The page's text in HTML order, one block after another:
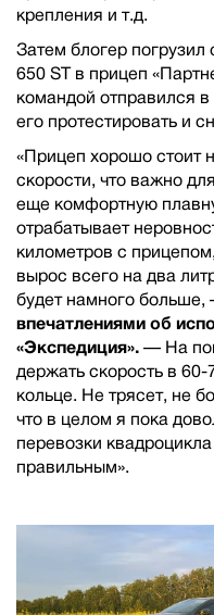
крепления и т.д.
Затем блогер
650 ST в прицеп
командой отправился
его протестировать и
«Прицеп хорошо стоит
скорости, что важно
еще комфортную
отрабатывает
километров с
вырос всего на два
будет намного больше,
впечатлениями об
«Экспедиция». — На
держать скорость в
кольце. Не трясет, не
что в целом я пока
перевозки
правильным».